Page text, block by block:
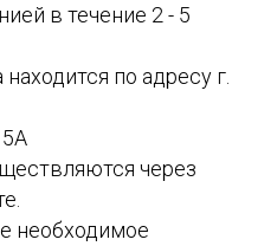
в течение 2 - 5
по адресу г.
через
необходимое